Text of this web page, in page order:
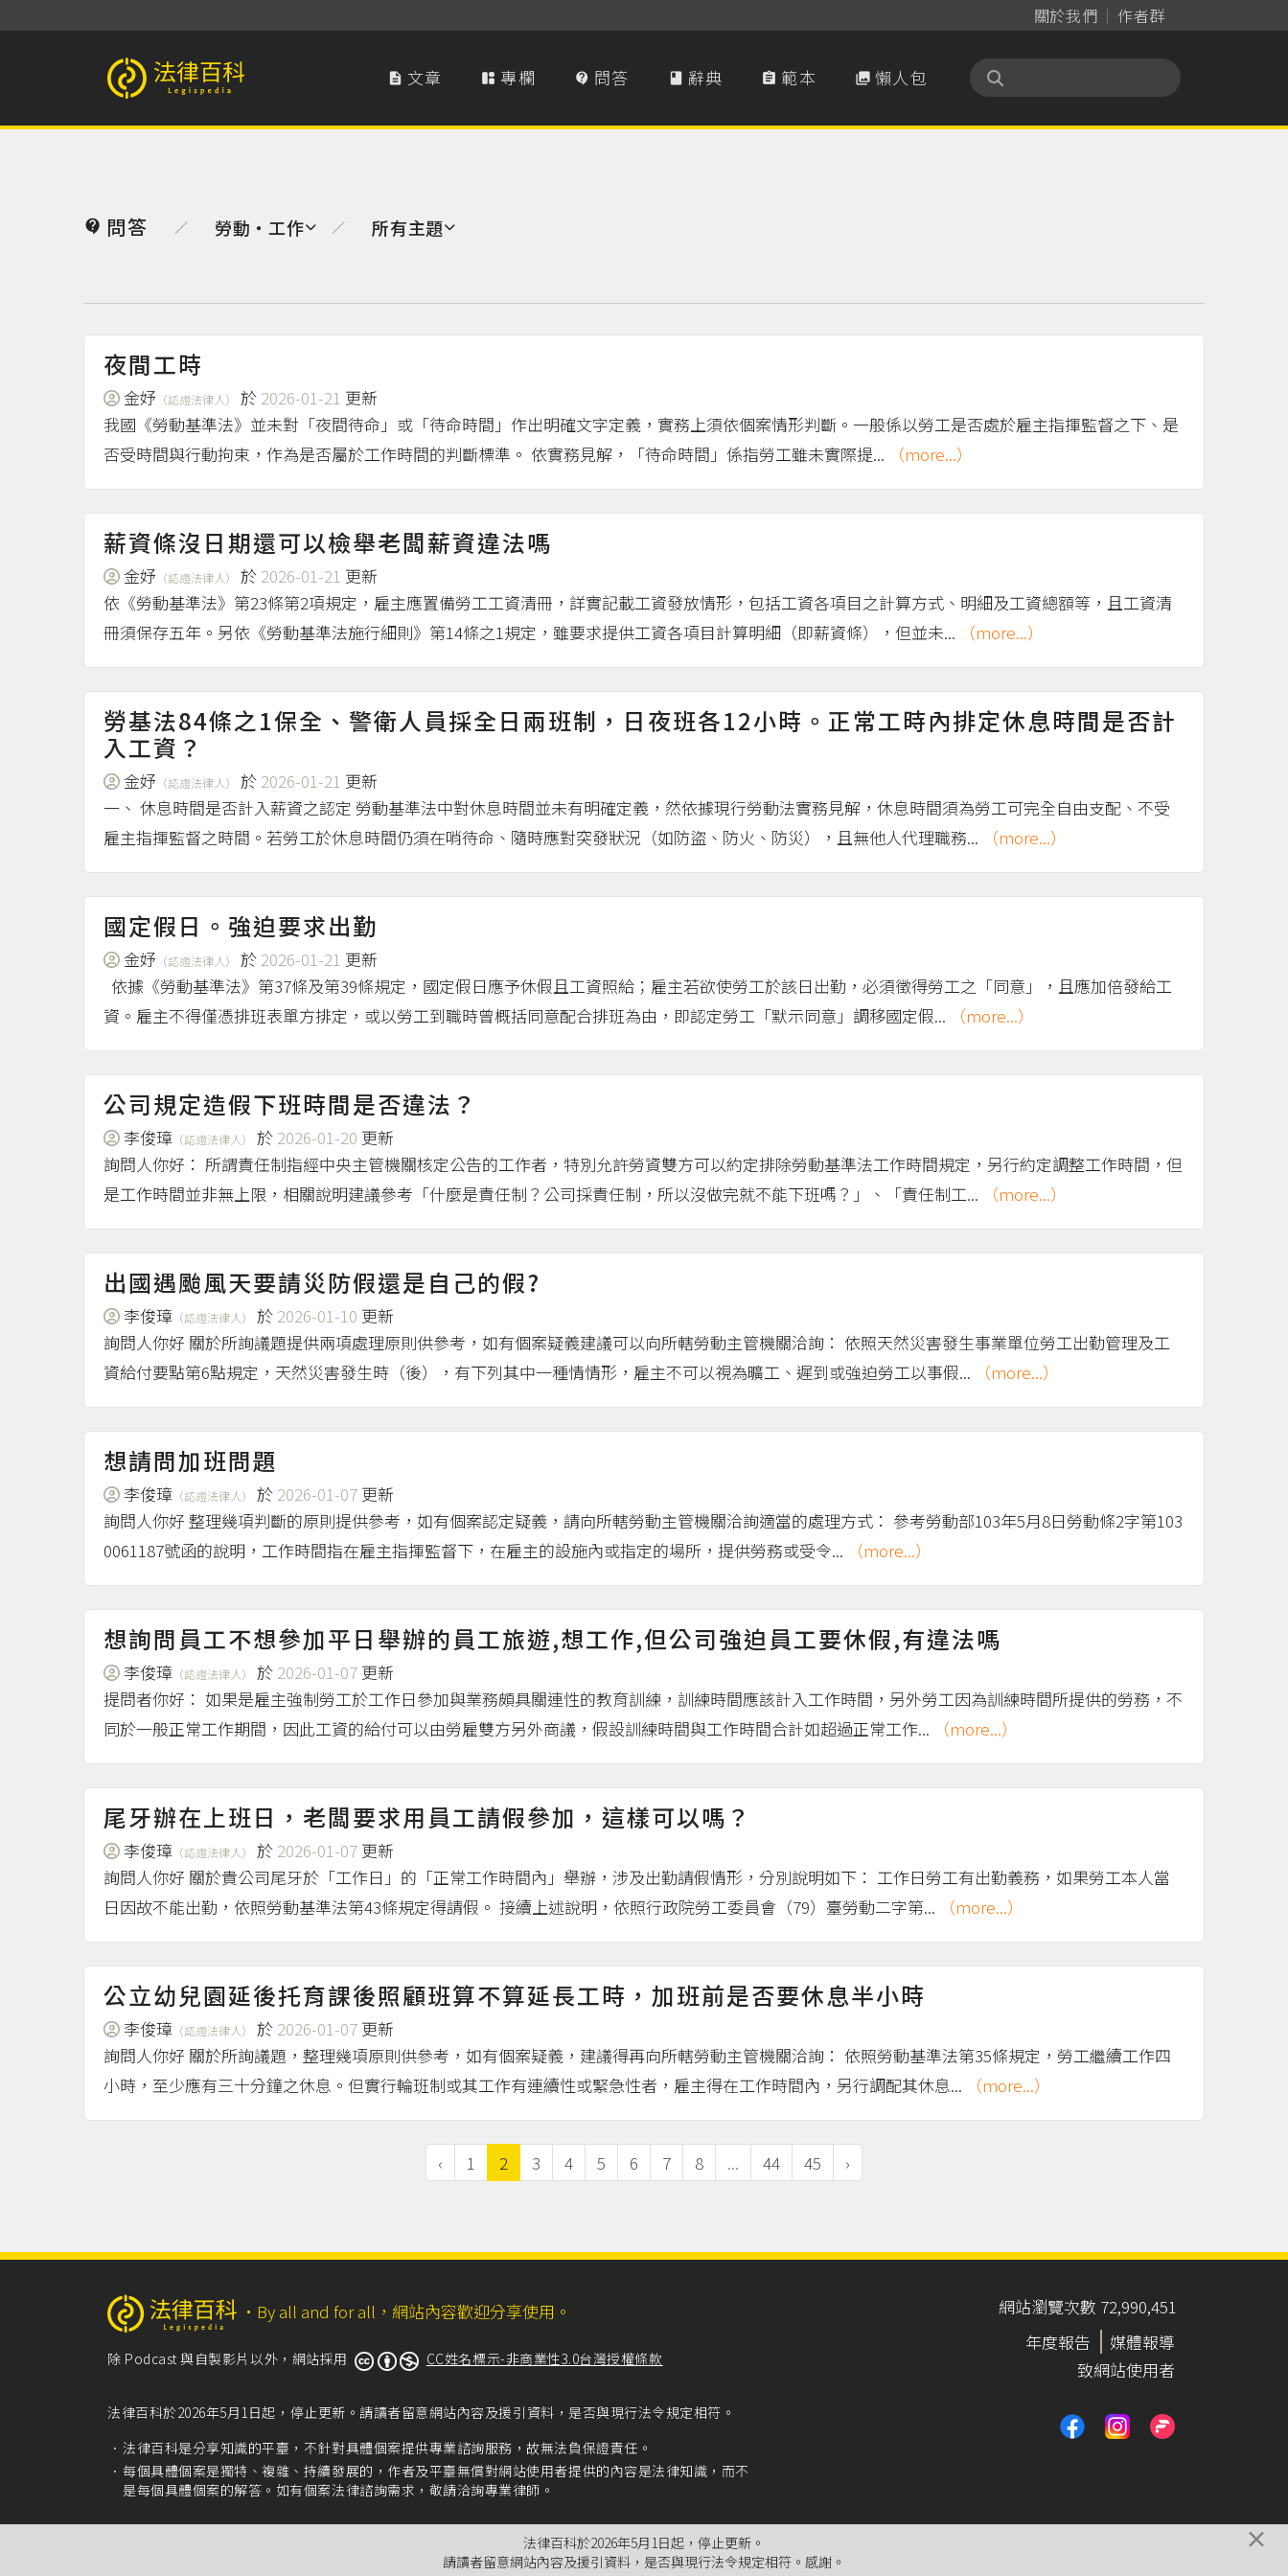
關於我們 作者群
法律百科 Legispedia  文章  專欄  問答  辭典  範本  懶人包
 問答 ／ 勞動‧工作 ／ 所有主題
夜間工時
金妤 （認證法律人） 於 2026-01-21 更新
我國《勞動基準法》並未對「夜間待命」或「待命時間」作出明確文字定義，實務上須依個案情形判斷。一般係以勞工是否處於雇主指揮監督之下、是
否受時間與行動拘束，作為是否屬於工作時間的判斷標準。 依實務見解，「待命時間」係指勞工雖未實際提...
（more...）
薪資條沒日期還可以檢舉老闆薪資違法嗎
金妤 （認證法律人） 於 2026-01-21 更新
依《勞動基準法》第23條第2項規定，雇主應置備勞工工資清冊，詳實記載工資發放情形，包括工資各項目之計算方式、明細及工資總額等，且工資清
冊須保存五年。另依《勞動基準法施行細則》第14條之1規定，雖要求提供工資各項目計算明細（即薪資條），但並未...
（more...）
勞基法84條之1保全、警衛人員採全日兩班制，日夜班各12小時。正常工時內排定休息時間是否計
入工資？
金妤 （認證法律人） 於 2026-01-21 更新
一、 休息時間是否計入薪資之認定 勞動基準法中對休息時間並未有明確定義，然依據現行勞動法實務見解，休息時間須為勞工可完全自由支配、不受
雇主指揮監督之時間。若勞工於休息時間仍須在哨待命、隨時應對突發狀況（如防盜、防火、防災），且無他人代理職務...
（more...）
國定假日。強迫要求出勤
金妤 （認證法律人） 於 2026-01-21 更新
依據《勞動基準法》第37條及第39條規定，國定假日應予休假且工資照給；雇主若欲使勞工於該日出勤，必須徵得勞工之「同意」，且應加倍發給工
資。雇主不得僅憑排班表單方排定，或以勞工到職時曾概括同意配合排班為由，即認定勞工「默示同意」調移國定假...
（more...）
公司規定造假下班時間是否違法？
李俊璋 （認證法律人） 於 2026-01-20 更新
詢問人你好： 所謂責任制指經中央主管機關核定公告的工作者，特別允許勞資雙方可以約定排除勞動基準法工作時間規定，另行約定調整工作時間，但
是工作時間並非無上限，相關說明建議參考「什麼是責任制？公司採責任制，所以沒做完就不能下班嗎？」、「責任制工...
（more...）
出國遇颱風天要請災防假還是自己的假?
李俊璋 （認證法律人） 於 2026-01-10 更新
詢問人你好 關於所詢議題提供兩項處理原則供參考，如有個案疑義建議可以向所轄勞動主管機關洽詢： 依照天然災害發生事業單位勞工出勤管理及工
資給付要點第6點規定，天然災害發生時（後），有下列其中一種情情形，雇主不可以視為曠工、遲到或強迫勞工以事假...
（more...）
想請問加班問題
李俊璋 （認證法律人） 於 2026-01-07 更新
詢問人你好 整理幾項判斷的原則提供參考，如有個案認定疑義，請向所轄勞動主管機關洽詢適當的處理方式： 參考勞動部103年5月8日勞動條2字第103
0061187號函的說明，工作時間指在雇主指揮監督下，在雇主的設施內或指定的場所，提供勞務或受令...
（more...）
想詢問員工不想參加平日舉辦的員工旅遊,想工作,但公司強迫員工要休假,有違法嗎
李俊璋 （認證法律人） 於 2026-01-07 更新
提問者你好： 如果是雇主強制勞工於工作日參加與業務頗具關連性的教育訓練，訓練時間應該計入工作時間，另外勞工因為訓練時間所提供的勞務，不
同於一般正常工作期間，因此工資的給付可以由勞雇雙方另外商議，假設訓練時間與工作時間合計如超過正常工作...
（more...）
尾牙辦在上班日，老闆要求用員工請假參加，這樣可以嗎？
李俊璋 （認證法律人） 於 2026-01-07 更新
詢問人你好 關於貴公司尾牙於「工作日」的「正常工作時間內」舉辦，涉及出勤請假情形，分別說明如下： 工作日勞工有出勤義務，如果勞工本人當
日因故不能出勤，依照勞動基準法第43條規定得請假。 接續上述說明，依照行政院勞工委員會（79）臺勞動二字第...
（more...）
公立幼兒園延後托育課後照顧班算不算延長工時，加班前是否要休息半小時
李俊璋 （認證法律人） 於 2026-01-07 更新
詢問人你好 關於所詢議題，整理幾項原則供參考，如有個案疑義，建議得再向所轄勞動主管機關洽詢： 依照勞動基準法第35條規定，勞工繼續工作四
小時，至少應有三十分鐘之休息。但實行輪班制或其工作有連續性或緊急性者，雇主得在工作時間內，另行調配其休息...
（more...）
‹ 1 2 3 4 5 6 7 8 ... 44 45 ›
‧ By all and for all，網站內容歡迎分享使用。
除 Podcast 與自製影片以外，網站採用 CC姓名標示-非商業性3.0台灣授權條款
法律百科於2026年5月1日起，停止更新。請讀者留意網站內容及援引資料，是否與現行法令規定相符。
法律百科是分享知識的平臺，不針對具體個案提供專業諮詢服務，故無法負保證責任。
每個具體個案是獨特、複雜、持續發展的，作者及平臺無償對網站使用者提供的內容是法律知識，而不
是每個具體個案的解答。如有個案法律諮詢需求，敬請洽詢專業律師。
網站瀏覽次數 72,990,451
年度報告
媒體報導
致網站使用者
法律百科於2026年5月1日起，停止更新。
請讀者留意網站內容及援引資料，是否與現行法令規定相符。感謝。
×